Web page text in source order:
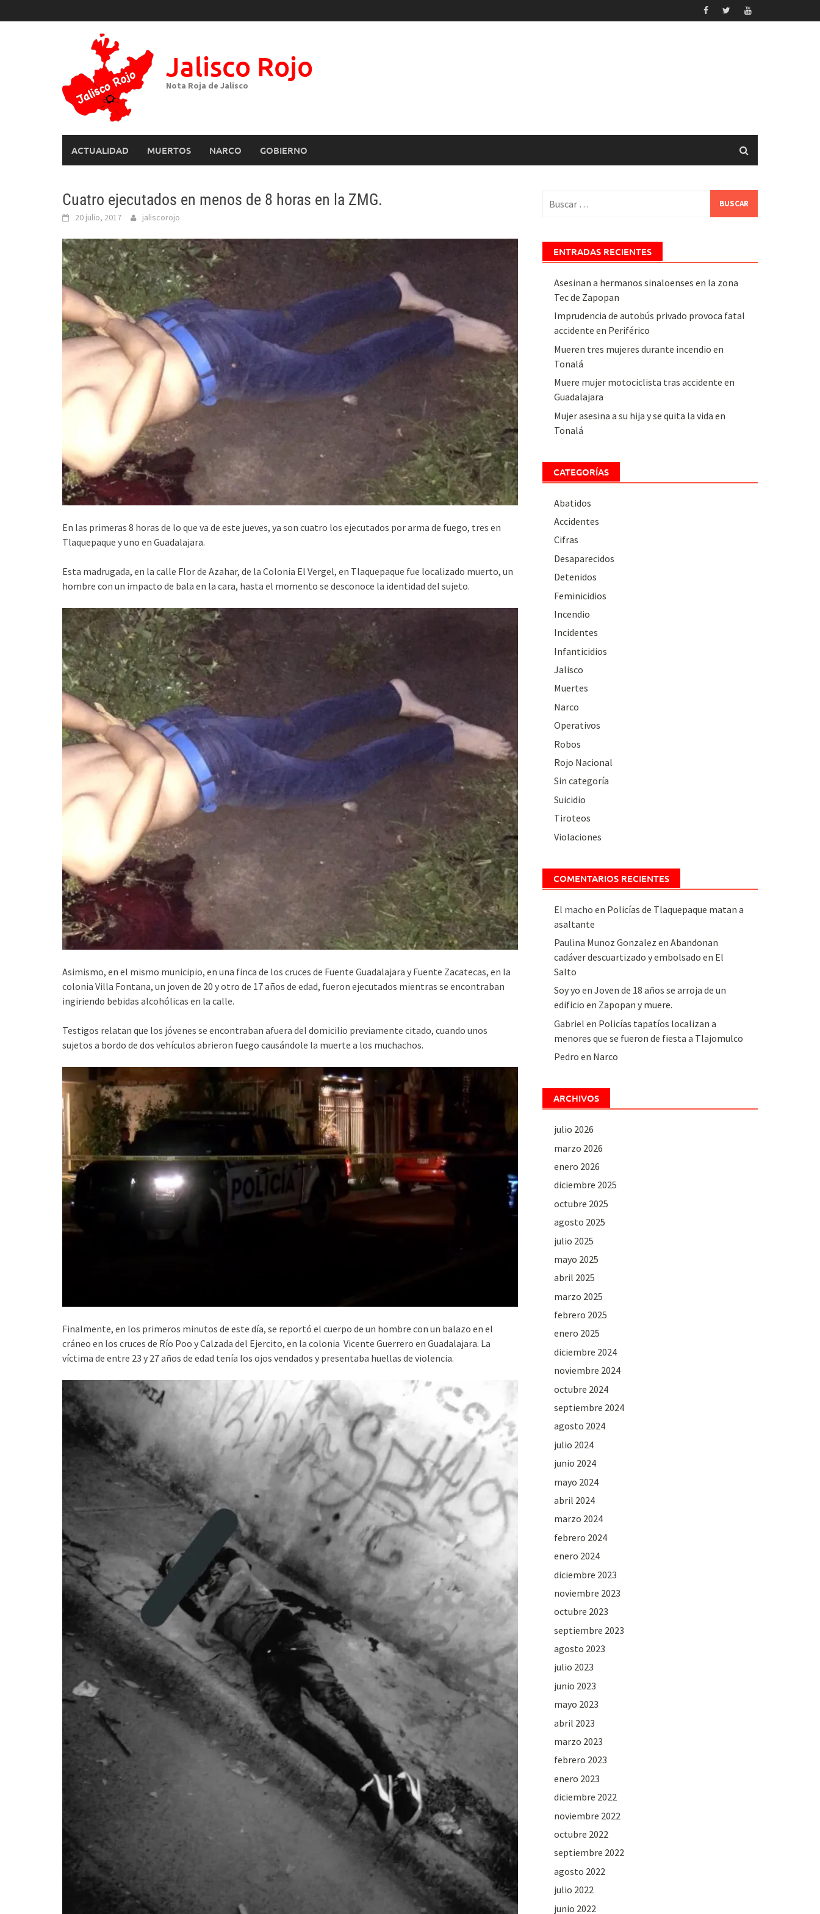
to
Jalisco Rojo
Nota Roja de Jalisco
ACTUALIDAD MUERTOS NARCO GOBIERNO
Cuatro ejecutados en menos de 8 horas en la ZMG.
20 julio, 2017 jaliscorojo
En las primeras 8 horas de lo que va de este jueves, ya son cuatro los ejecutados por arma de fuego, tres en
Tlaquepaque y uno en Guadalajara.
Esta madrugada, en la calle Flor de Azahar, de la Colonia El Vergel, en Tlaquepaque fue localizado muerto, un
hombre con un impacto de bala en la cara, hasta el momento se desconoce la identidad del sujeto.
Asimismo, en el mismo municipio, en una finca de los cruces de Fuente Guadalajara y Fuente Zacatecas, en la
colonia Villa Fontana, un joven de 20 y otro de 17 años de edad, fueron ejecutados mientras se encontraban
ingiriendo bebidas alcohólicas en la calle.
Testigos relatan que los jóvenes se encontraban afuera del domicilio previamente citado, cuando unos
sujetos a bordo de dos vehículos abrieron fuego causándole la muerte a los muchachos.
Finalmente, en los primeros minutos de este día, se reportó el cuerpo de un hombre con un balazo en el
cráneo en los cruces de Río Poo y Calzada del Ejercito, en la colonia Vicente Guerrero en Guadalajara. La
víctima de entre 23 y 27 años de edad tenía los ojos vendados y presentaba huellas de violencia.
ENTRADAS RECIENTES
Asesinan a hermanos sinaloenses en la zona
Tec de Zapopan
Imprudencia de autobús privado provoca fatal
accidente en Periférico
Mueren tres mujeres durante incendio en
Tonalá
Muere mujer motociclista tras accidente en
Guadalajara
Mujer asesina a su hija y se quita la vida en
Tonalá
CATEGORÍAS
Abatidos
Accidentes
Cifras
Desaparecidos
Detenidos
Feminicidios
Incendio
Incidentes
Infanticidios
Jalisco
Muertes
Narco
Operativos
Robos
Rojo Nacional
Sin categoría
Suicidio
Tiroteos
Violaciones
COMENTARIOS RECIENTES
El macho en Policías de Tlaquepaque matan a
asaltante
Paulina Munoz Gonzalez en Abandonan
cadáver descuartizado y embolsado en El
Salto
Soy yo en Joven de 18 años se arroja de un
edificio en Zapopan y muere.
Gabriel en Policías tapatíos localizan a
menores que se fueron de fiesta a Tlajomulco
Pedro en Narco
ARCHIVOS
julio 2026
marzo 2026
enero 2026
diciembre 2025
octubre 2025
agosto 2025
julio 2025
mayo 2025
abril 2025
marzo 2025
febrero 2025
enero 2025
diciembre 2024
noviembre 2024
octubre 2024
septiembre 2024
agosto 2024
julio 2024
junio 2024
mayo 2024
abril 2024
marzo 2024
febrero 2024
enero 2024
diciembre 2023
noviembre 2023
octubre 2023
septiembre 2023
agosto 2023
julio 2023
junio 2023
mayo 2023
abril 2023
marzo 2023
febrero 2023
enero 2023
diciembre 2022
noviembre 2022
octubre 2022
septiembre 2022
agosto 2022
julio 2022
junio 2022